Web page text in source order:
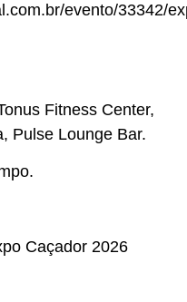
evento/33342/
Fitness Center,
Pulse Lounge Bar.
Caçador 2026